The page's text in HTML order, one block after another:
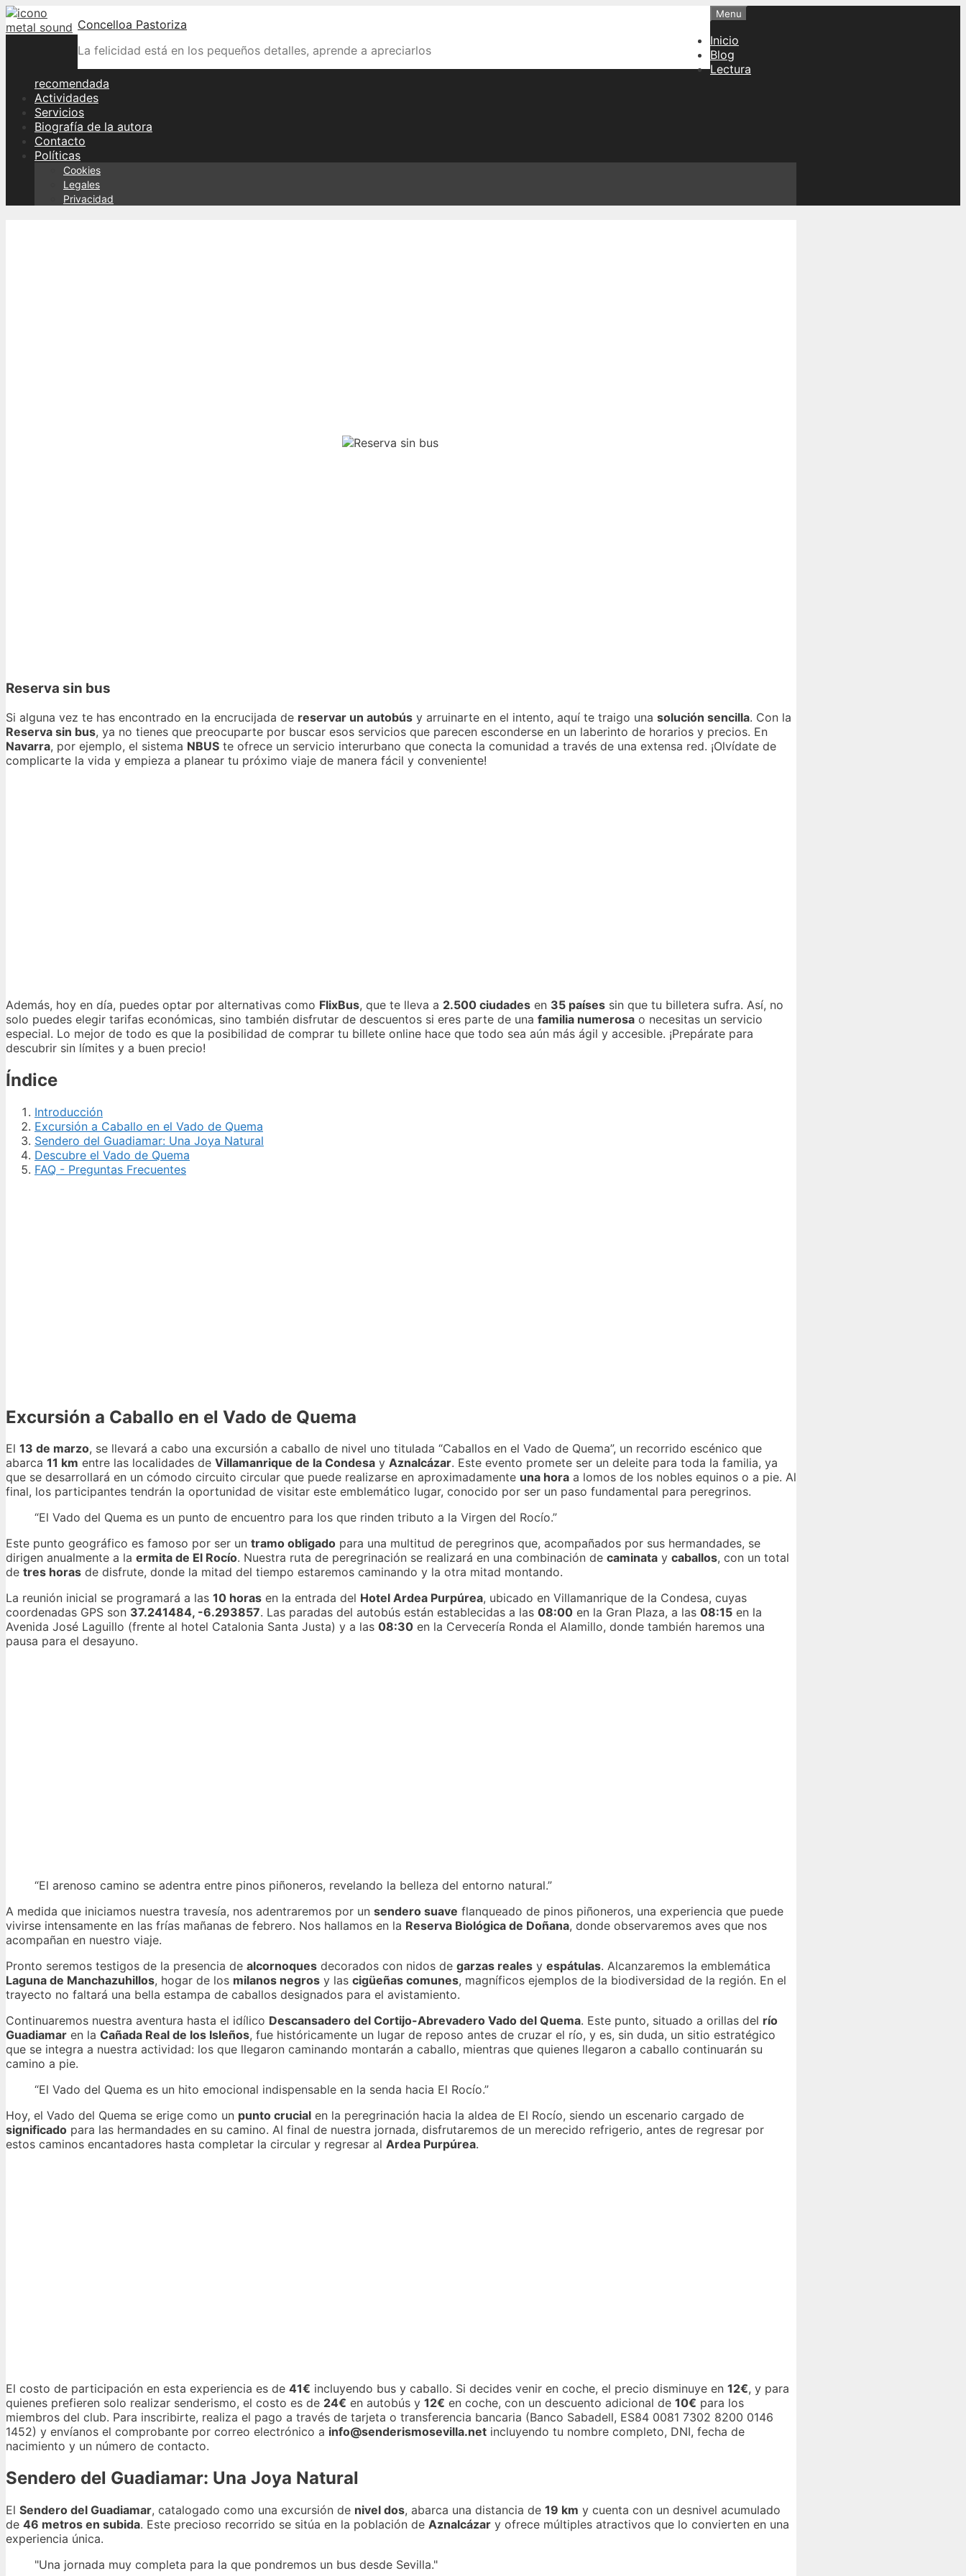
Skip
to
Concelloa Pastoriza
La felicidad está en los pequeños detalles, aprende a apreciarlos
Menu
Inicio
Blog
Lectura
recomendada
Actividades
Servicios
Biografía de la autora
Contacto
Políticas
Cookies
Legales
Privacidad
Reserva sin bus
Si alguna vez te has encontrado en la encrucijada de reservar un autobús y arruinarte en el intento, aquí te traigo una solución sencilla. Con la
Reserva sin bus, ya no tienes que preocuparte por buscar esos servicios que parecen esconderse en un laberinto de horarios y precios. En
Navarra, por ejemplo, el sistema NBUS te ofrece un servicio interurbano que conecta la comunidad a través de una extensa red. ¡Olvídate de
complicarte la vida y empieza a planear tu próximo viaje de manera fácil y conveniente!
Además, hoy en día, puedes optar por alternativas como FlixBus, que te lleva a 2.500 ciudades en 35 países sin que tu billetera sufra. Así, no
solo puedes elegir tarifas económicas, sino también disfrutar de descuentos si eres parte de una familia numerosa o necesitas un servicio
especial. Lo mejor de todo es que la posibilidad de comprar tu billete online hace que todo sea aún más ágil y accesible. ¡Prepárate para
descubrir sin límites y a buen precio!
Índice
Introducción
Excursión a Caballo en el Vado de Quema
Sendero del Guadiamar: Una Joya Natural
Descubre el Vado de Quema
FAQ - Preguntas Frecuentes
Excursión a Caballo en el Vado de Quema
El 13 de marzo, se llevará a cabo una excursión a caballo de nivel uno titulada “Caballos en el Vado de Quema”, un recorrido escénico que
abarca 11 km entre las localidades de Villamanrique de la Condesa y Aznalcázar. Este evento promete ser un deleite para toda la familia, ya
que se desarrollará en un cómodo circuito circular que puede realizarse en aproximadamente una hora a lomos de los nobles equinos o a pie. Al
final, los participantes tendrán la oportunidad de visitar este emblemático lugar, conocido por ser un paso fundamental para peregrinos.
“El Vado del Quema es un punto de encuentro para los que rinden tributo a la Virgen del Rocío.”
Este punto geográfico es famoso por ser un tramo obligado para una multitud de peregrinos que, acompañados por sus hermandades, se
dirigen anualmente a la ermita de El Rocío. Nuestra ruta de peregrinación se realizará en una combinación de caminata y caballos, con un total
de tres horas de disfrute, donde la mitad del tiempo estaremos caminando y la otra mitad montando.
La reunión inicial se programará a las 10 horas en la entrada del Hotel Ardea Purpúrea, ubicado en Villamanrique de la Condesa, cuyas
coordenadas GPS son 37.241484, -6.293857. Las paradas del autobús están establecidas a las 08:00 en la Gran Plaza, a las 08:15 en la
Avenida José Laguillo (frente al hotel Catalonia Santa Justa) y a las 08:30 en la Cervecería Ronda el Alamillo, donde también haremos una
pausa para el desayuno.
“El arenoso camino se adentra entre pinos piñoneros, revelando la belleza del entorno natural.”
A medida que iniciamos nuestra travesía, nos adentraremos por un sendero suave flanqueado de pinos piñoneros, una experiencia que puede
vivirse intensamente en las frías mañanas de febrero. Nos hallamos en la Reserva Biológica de Doñana, donde observaremos aves que nos
acompañan en nuestro viaje.
Pronto seremos testigos de la presencia de alcornoques decorados con nidos de garzas reales y espátulas. Alcanzaremos la emblemática
Laguna de Manchazuhillos, hogar de los milanos negros y las cigüeñas comunes, magníficos ejemplos de la biodiversidad de la región. En el
trayecto no faltará una bella estampa de caballos designados para el avistamiento.
Continuaremos nuestra aventura hasta el idílico Descansadero del Cortijo-Abrevadero Vado del Quema. Este punto, situado a orillas del río
Guadiamar en la Cañada Real de los Isleños, fue históricamente un lugar de reposo antes de cruzar el río, y es, sin duda, un sitio estratégico
que se integra a nuestra actividad: los que llegaron caminando montarán a caballo, mientras que quienes llegaron a caballo continuarán su
camino a pie.
“El Vado del Quema es un hito emocional indispensable en la senda hacia El Rocío.”
Hoy, el Vado del Quema se erige como un punto crucial en la peregrinación hacia la aldea de El Rocío, siendo un escenario cargado de
significado para las hermandades en su camino. Al final de nuestra jornada, disfrutaremos de un merecido refrigerio, antes de regresar por
estos caminos encantadores hasta completar la circular y regresar al Ardea Purpúrea.
El costo de participación en esta experiencia es de 41€ incluyendo bus y caballo. Si decides venir en coche, el precio disminuye en 12€, y para
quienes prefieren solo realizar senderismo, el costo es de 24€ en autobús y 12€ en coche, con un descuento adicional de 10€ para los
miembros del club. Para inscribirte, realiza el pago a través de tarjeta o transferencia bancaria (Banco Sabadell, ES84 0081 7302 8200 0146
1452) y envíanos el comprobante por correo electrónico a info@senderismosevilla.net incluyendo tu nombre completo, DNI, fecha de
nacimiento y un número de contacto.
Sendero del Guadiamar: Una Joya Natural
El Sendero del Guadiamar, catalogado como una excursión de nivel dos, abarca una distancia de 19 km y cuenta con un desnivel acumulado
de 46 metros en subida. Este precioso recorrido se sitúa en la población de Aznalcázar y ofrece múltiples atractivos que lo convierten en una
experiencia única.
"Una jornada muy completa para la que pondremos un bus desde Sevilla."